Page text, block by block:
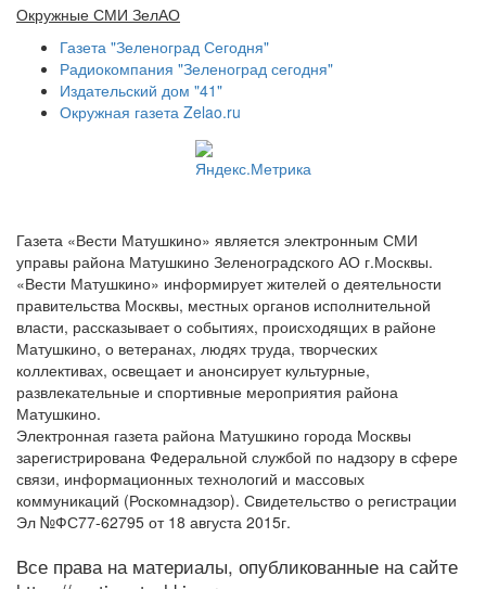
Окружные СМИ ЗелАО
Газета "Зеленоград Сегодня"
Радиокомпания "Зеленоград сегодня"
Издательский дом "41"
Окружная газета Zelao.ru
Газета «Вести Матушкино» является электронным СМИ
управы района Матушкино Зеленоградского АО г.Москвы.
«Вести Матушкино» информирует жителей о деятельности
правительства Москвы, местных органов исполнительной
власти, рассказывает о событиях, происходящих в районе
Матушкино, о ветеранах, людях труда, творческих
коллективах, освещает и анонсирует культурные,
развлекательные и спортивные мероприятия района
Матушкино.
Электронная газета района Матушкино города Москвы
зарегистрирована Федеральной службой по надзору в сфере
связи, информационных технологий и массовых
коммуникаций (Роскомнадзор). Свидетельство о регистрации
Эл №ФС77-62795 от 18 августа 2015г.
Все права на материалы, опубликованные на сайте